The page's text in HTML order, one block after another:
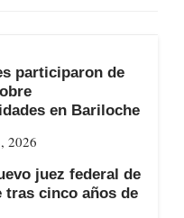
participaron de
en Bariloche
2026
juez federal de
tras cinco años de